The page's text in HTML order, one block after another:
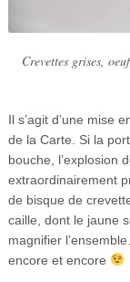
Crevettes grises,
Il s’agit d’une mise
de la Carte. Si la
bouche, l’explosion
extraordinairement
de bisque de
caille, dont le jaune
magnifier
encore et encore